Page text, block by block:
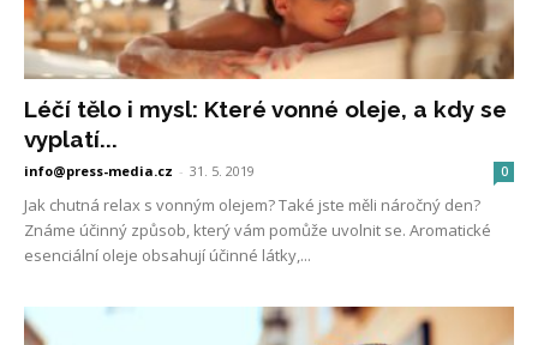
Léčí tělo i mysl: Které vonné oleje, a kdy se
vyplatí...
info@press-media.cz - 31. 5. 2019 0
Jak chutná relax s vonným olejem? Také jste měli náročný den?
Známe účinný způsob, který vám pomůže uvolnit se. Aromatické
esenciální oleje obsahují účinné látky,...